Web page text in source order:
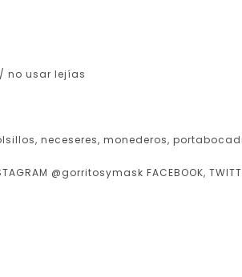
no usar lejías
neceseres, monederos,
@gorritosymask FACEBOOK,